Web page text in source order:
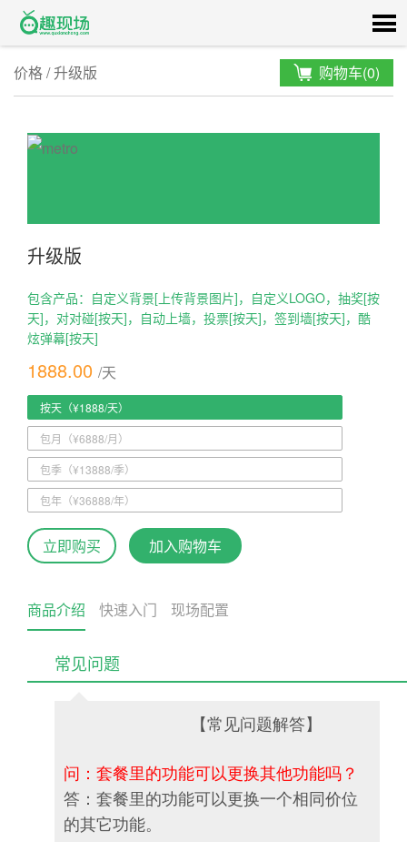
价格/升级版 购物车(0)
升级版
包含产品： 自定义背景[上传背景图片]， 自定义LOGO， 抽奖[按
天]， 对对碰[按天]， 自动上墙， 投票[按天]， 签到墙[按天]， 酷
炫弹幕[按天]
1888.00 /天
按天（¥1888/天）
包月（¥6888/月）
包季（¥13888/季）
包年（¥36888/年）
立即购买 加入购物车
商品介绍 快速入门 现场配置
常见问题
【常见问题解答】
问：套餐里的功能可以更换其他功能吗？
答：套餐里的功能可以更换一个相同价位
的其它功能。